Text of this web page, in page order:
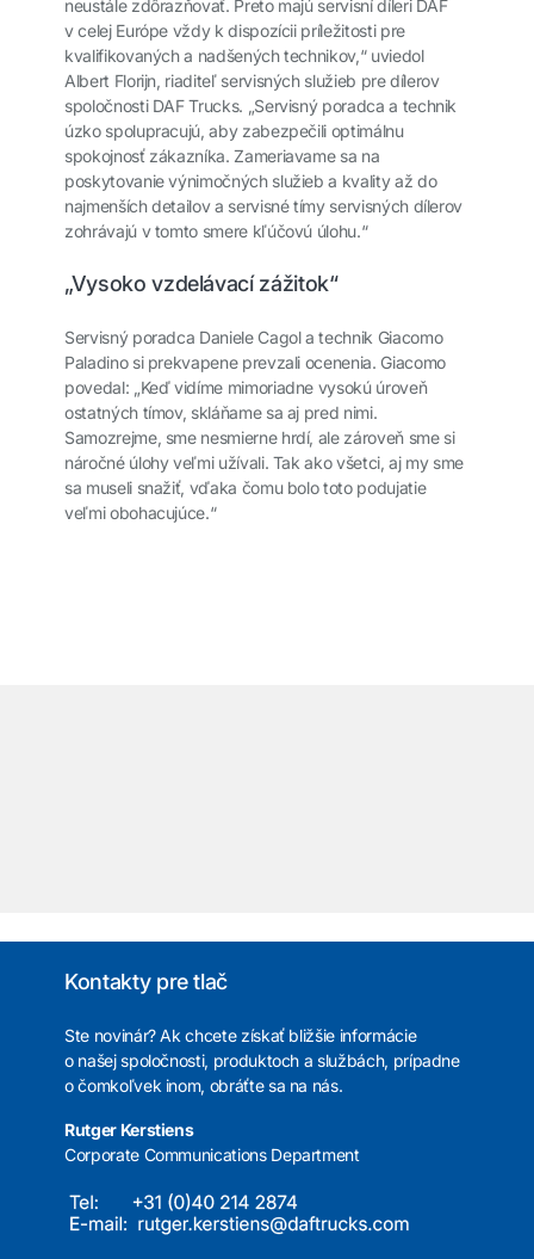
neustále zdôrazňovať. Preto majú servisní díleri DAF
v celej Európe vždy k dispozícii príležitosti pre
kvalifikovaných a nadšených technikov,“ uviedol
Albert Florijn, riaditeľ servisných služieb pre dílerov
spoločnosti DAF Trucks. „Servisný poradca a technik
úzko spolupracujú, aby zabezpečili optimálnu
spokojnosť zákazníka. Zameriavame sa na
poskytovanie výnimočných služieb a kvality až do
najmenších detailov a servisné tímy servisných dílerov
zohrávajú v tomto smere kľúčovú úlohu.“
„Vysoko vzdelávací zážitok“
Servisný poradca Daniele Cagol a technik Giacomo
Paladino si prekvapene prevzali ocenenia. Giacomo
povedal: „Keď vidíme mimoriadne vysokú úroveň
ostatných tímov, skláňame sa aj pred nimi.
Samozrejme, sme nesmierne hrdí, ale zároveň sme si
náročné úlohy veľmi užívali. Tak ako všetci, aj my sme
sa museli snažiť, vďaka čomu bolo toto podujatie
veľmi obohacujúce.“
Kontakty pre tlač
Ste novinár? Ak chcete získať bližšie informácie
o našej spoločnosti, produktoch a službách, prípadne
o čomkoľvek inom, obráťte sa na nás.
Rutger Kerstiens
Corporate Communications Department